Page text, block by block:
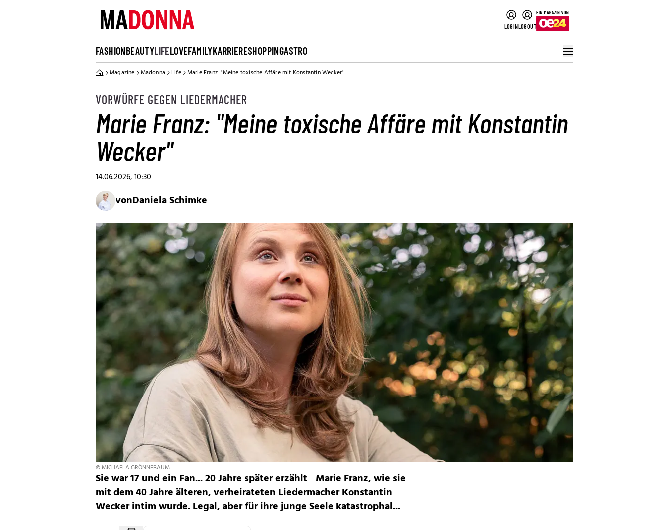
LOGINLOGOUT
FASHIONBEAUTYLIFELOVEFAMILYKARRIERESHOPPINGASTRO
Magazine Madonna Life Marie Franz: "Meine toxische Affäre mit Konstantin Wecker"
VORWÜRFE GEGEN LIEDERMACHER
Marie Franz: "Meine toxische Affäre mit Konstantin
Wecker"
14.06.2026, 10:30
vonDaniela Schimke
© MICHAELA GRÖNNEBAUM
Sie war 17 und ein Fan... 20 Jahre später erzählt Marie Franz, wie sie
mit dem 40 Jahre älteren, verheirateten Liedermacher Konstantin
Wecker intim wurde. Legal, aber für ihre junge Seele katastrophal...